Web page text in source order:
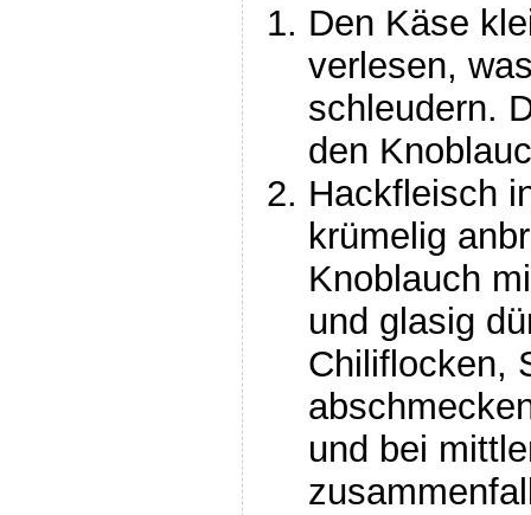
Den Käse
verlesen,
schleudern.
den
Hackfleisch
krümelig
Knoblauch
und glasig
Chiliflocken,
und bei